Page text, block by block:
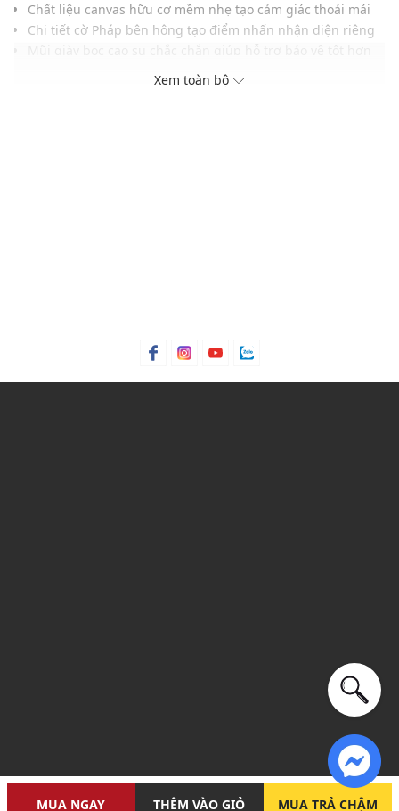
MUA NGAY THÊM VÀO GIỎ MUA TRẢ CHẬM
Chất liệu canvas hữu cơ mềm nhẹ tạo cảm giác thoải mái
Chi tiết cờ Pháp bên hông tạo điểm nhấn nhận diện riêng
Đế ngoài họa tiết kim cương nổi bật tăng độ bám đường
Gam màu trung tính hiện đại mang nét tinh tế năng động
Thoáng khí: Có lớp lót thoáng khí
Xem toàn bộ